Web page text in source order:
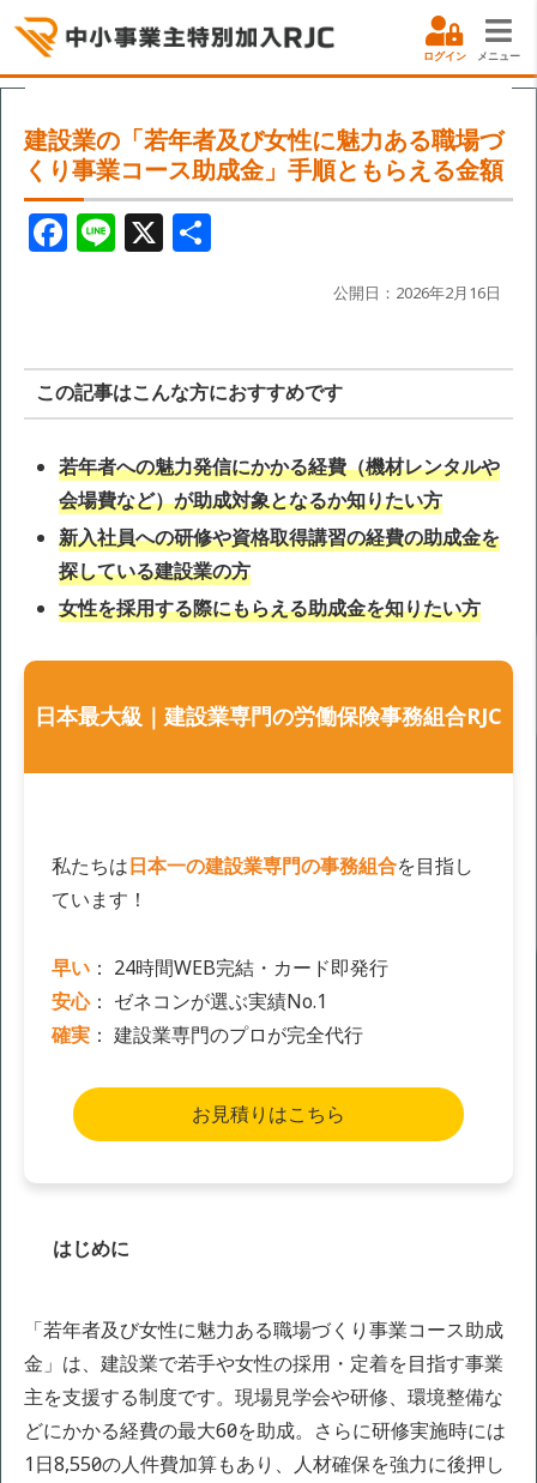
ログイン メニュー
建設業の「若年者及び女性に魅力ある職場づ
くり事業コース助成金」手順ともらえる金額
F
a
b
o
o
k
Li
n
X
公開日：2026年2月16日
この記事はこんな方におすすめです
若年者への魅力発信にかかる経費（機材レンタルや
会場費など）が助成対象となるか知りたい方
新入社員への研修や資格取得講習の経費の助成金を
探している建設業の方
女性を採用する際にもらえる助成金を知りたい方
日本最大級｜建設業専門の労働保険事務組合RJC
私たちは日本一の建設業専門の事務組合を目指し
ています！
早い： 24時間WEB完結・カード即発行
安心： ゼネコンが選ぶ実績No.1
確実： 建設業専門のプロが完全代行
お見積りはこちら
はじめに
「若年者及び女性に魅力ある職場づくり事業コース助成
金」は、建設業で若手や女性の採用・定着を目指す事業
主を支援する制度です。現場見学会や研修、環境整備な
どにかかる経費の最大60％を助成。さらに研修実施時には
1日8,550円の人件費加算もあり、人材確保を強力に後押し